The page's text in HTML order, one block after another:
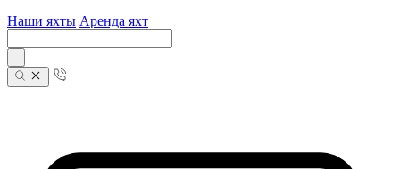
Наши яхты Аренда яхт